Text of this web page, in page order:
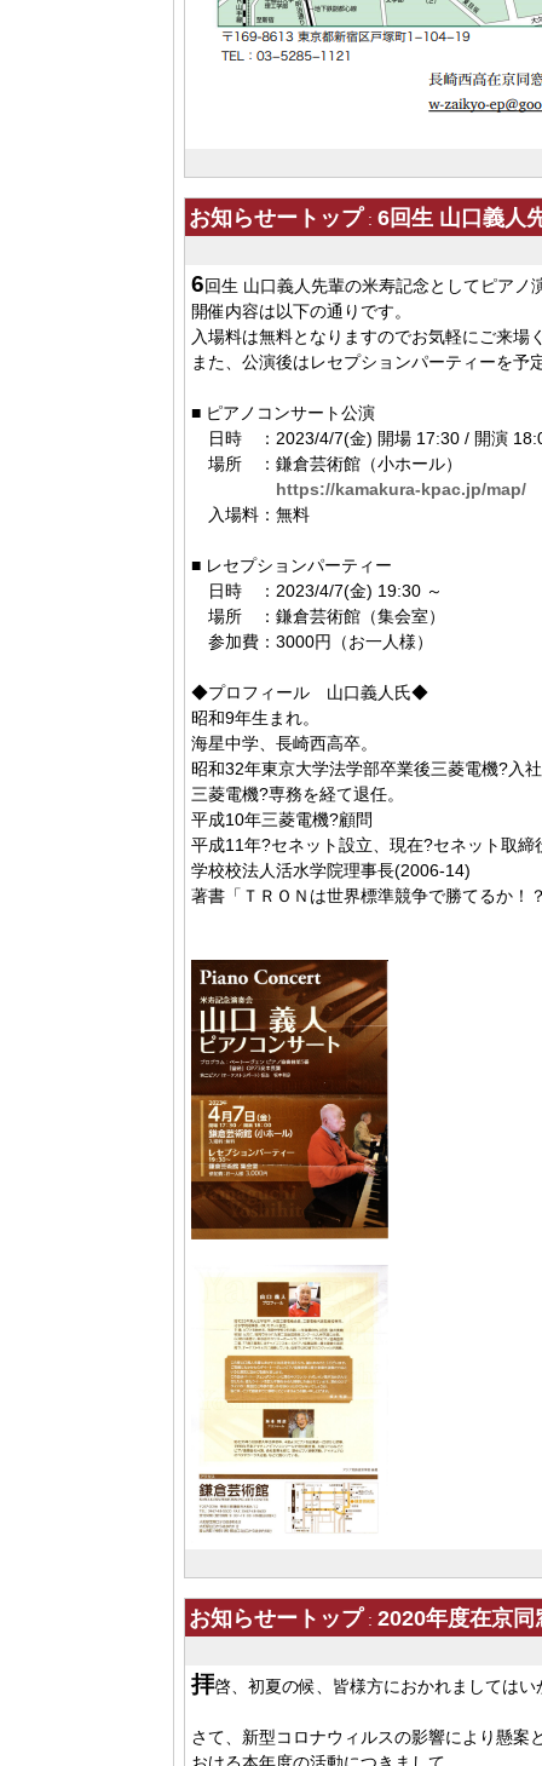
お知らせートップ : 6回生 山口義人
6回生 山口義人先輩の米寿記念としてピアノ
開催内容は以下の通りです。
入場料は無料となりますのでお気軽にご来場
また、公演後はレセプションパーティーを予
■ ピアノコンサート公演
日時 ：2023/4/7(金) 開場 17:30 / 開演
場所 ：鎌倉芸術館（小ホール）
https://kamakura-kpac.jp/map/
入場料：無料
■ レセプションパーティー
日時 ：2023/4/7(金) 19:30 ～
場所 ：鎌倉芸術館（集会室）
参加費：3000円（お一人様）
◆プロフィール 山口義人氏◆
昭和9年生まれ。
海星中学、長崎西高卒。
昭和32年東京大学法学部卒業後三菱電機?入
三菱電機?専務を経て退任。
平成10年三菱電機?顧問
平成11年?セネット設立、現在?セネット取締
学校校法人活水学院理事長(2006-14)
著書「ＴＲＯＮは世界標準競争で勝てるか！
お知らせートップ : 2020年度在京
拝啓、初夏の候、皆様方におかれましては
さて、新型コロナウィルスの影響により懸案